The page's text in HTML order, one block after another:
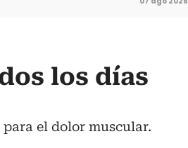
los días
el dolor muscular.